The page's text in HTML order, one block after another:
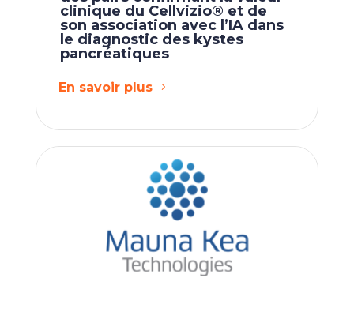
clinique du Cellvizio® et de
son association avec l’IA dans
le diagnostic des kystes
pancréatiques
En savoir plus